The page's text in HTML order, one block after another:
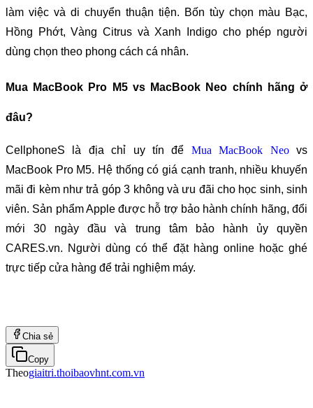
làm việc và di chuyển thuận tiện. Bốn tùy chọn màu Bạc,
Hồng Phớt, Vàng Citrus và Xanh Indigo cho phép người
dùng chọn theo phong cách cá nhân.
Mua MacBook Pro M5 vs MacBook Neo chính hãng ở
đâu?
CellphoneS là địa chỉ uy tín để Mua MacBook Neo vs
MacBook Pro M5. Hệ thống có giá cạnh tranh, nhiều khuyến
mãi đi kèm như trả góp 3 không và ưu đãi cho học sinh, sinh
viên. Sản phẩm Apple được hỗ trợ bảo hành chính hãng, đổi
mới 30 ngày đầu và trung tâm bảo hành ủy quyền
CARES.vn. Người dùng có thể đặt hàng online hoặc ghé
trực tiếp cửa hàng để trải nghiệm máy.
Chia sẻ
Copy
Theogiaitri.thoibaovhnt.com.vn